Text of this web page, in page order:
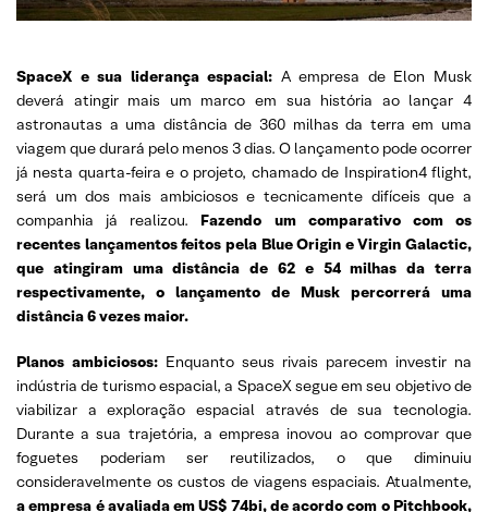
SpaceX e sua liderança espacial: A empresa de Elon Musk
deverá atingir mais um marco em sua história ao lançar 4
astronautas a uma distância de 360 milhas da terra em uma
viagem que durará pelo menos 3 dias. O lançamento pode ocorrer
já nesta quarta-feira e o projeto, chamado de Inspiration4 flight,
será um dos mais ambiciosos e tecnicamente difíceis que a
companhia já realizou. Fazendo um comparativo com os
recentes lançamentos feitos pela Blue Origin e Virgin Galactic,
que atingiram uma distância de 62 e 54 milhas da terra
respectivamente, o lançamento de Musk percorrerá uma
distância 6 vezes maior.
Planos ambiciosos: Enquanto seus rivais parecem investir na
indústria de turismo espacial, a SpaceX segue em seu objetivo de
viabilizar a exploração espacial através de sua tecnologia.
Durante a sua trajetória, a empresa inovou ao comprovar que
foguetes poderiam ser reutilizados, o que diminuiu
consideravelmente os custos de viagens espaciais. Atualmente,
a empresa é avaliada em US$ 74bi, de acordo com o Pitchbook,